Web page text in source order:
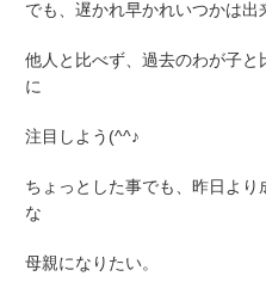
でも、遅かれ早かれいつかは出
他人と比べず、過去のわが子と
に
注目しよう(^^♪
ちょっとした事でも、昨日よ
な
母親になりたい。